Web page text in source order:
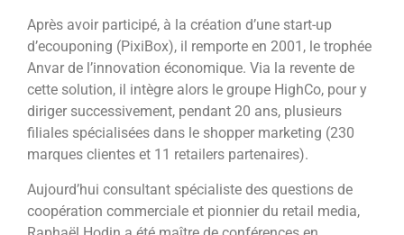
Après avoir participé, à la création d’une start-up
d’ecouponing (PixiBox), il remporte en 2001, le trophée
Anvar de l’innovation économique. Via la revente de
cette solution, il intègre alors le groupe HighCo, pour y
diriger successivement, pendant 20 ans, plusieurs
filiales spécialisées dans le shopper marketing (230
marques clientes et 11 retailers partenaires).
Aujourd’hui consultant spécialiste des questions de
coopération commerciale et pionnier du retail media,